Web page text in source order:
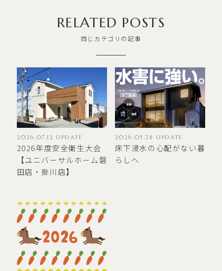
RELATED POSTS
同じカテゴリの記事
2026.07.12 UPDATE
2026年度安全衛生大会
【ユニバーサルホーム磐
田店・掛川店】
2026.05.28 UPDATE
床下浸水の心配がない暮
らしへ